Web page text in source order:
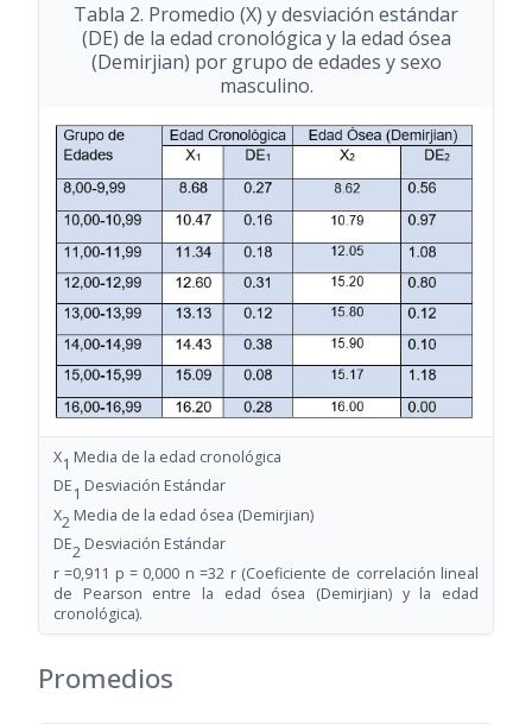
Tabla 2. Promedio (X) y desviación estándar
(DE) de la edad cronológica y la edad ósea
(Demirjian) por grupo de edades y sexo
masculino.
X1 Media de la edad cronológica
DE1 Desviación Estándar
X2 Media de la edad ósea (Demirjian)
DE2 Desviación Estándar
r =0,911 p = 0,000 n =32 r (Coeficiente de correlación lineal
de Pearson entre la edad ósea (Demirjian) y la edad
cronológica).
Promedios